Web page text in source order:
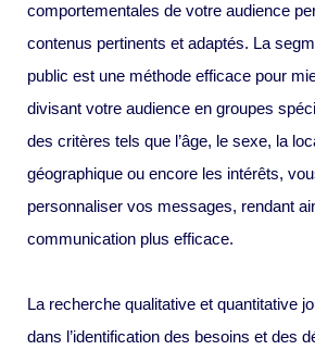
comportementales de votre audience
contenus pertinents et adaptés. La
public est une méthode efficace pour
divisant votre audience en groupes
des critères tels que l’âge, le sexe, la
géographique ou encore les intérêts,
personnaliser vos messages, rendant
communication plus efficace.
La recherche qualitative et quantitative
dans l’identification des besoins et des